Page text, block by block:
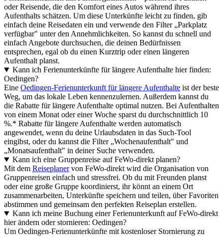
oder Reisende, die den Komfort eines Autos während ihres
Aufenthalts schätzen. Um diese Unterkünfte leicht zu finden, gib
einfach deine Reisedaten ein und verwende den Filter „Parkplatz
verfügbar" unter den Annehmlichkeiten. So kannst du schnell und
einfach Angebote durchsuchen, die deinen Bedürfnissen
entsprechen, egal ob du einen Kurztrip oder einen längeren
Aufenthalt planst.
Kann ich Ferienunterkünfte für längere Aufenthalte hier finden:
Oedingen?
Eine Oedingen-Ferienunterkunft für längere Aufenthalte ist der beste
Weg, um das lokale Leben kennenzulernen. Außerdem kannst du
die Rabatte für längere Aufenthalte optimal nutzen. Bei Aufenthalten
von einem Monat oder einer Woche sparst du durchschnittlich 10
%.* Rabatte für längere Aufenthalte werden automatisch
angewendet, wenn du deine Urlaubsdaten in das Such-Tool
eingibst, oder du kannst die Filter „Wochenaufenthalt" und
„Monatsaufenthalt" in deiner Suche verwenden.
Kann ich eine Gruppenreise auf FeWo-direkt planen?
Mit dem Reiseplanervon FeWo-direkt wird die Organisation von
Gruppenreisen einfach und stressfrei. Ob du mit Freunden planst
oder eine große Gruppe koordinierst, ihr könnt an einem Ort
zusammenarbeiten, Unterkünfte speichern und teilen, über Favoriten
abstimmen und gemeinsam den perfekten Reiseplan erstellen.
Kann ich meine Buchung einer Ferienunterkunft auf FeWo-direkt
hier ändern oder stornieren: Oedingen?
Um Oedingen-Ferienunterkünfte mit kostenloser Stornierung zu